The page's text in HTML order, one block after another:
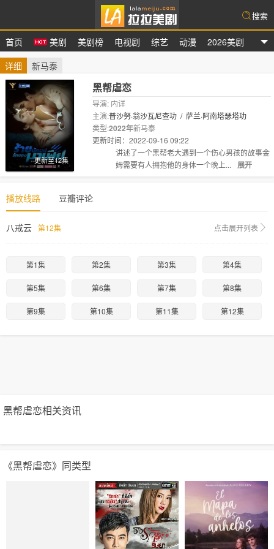
首页 美剧 美剧榜 电视剧 综艺 动漫 2026美剧
搜索
详细 新马泰
更新至12集
黑帮虐恋
导演: 内详
主演:普沙努·翁沙瓦尼查功 / 萨兰·阿南塔瑟塔功
类型:2022年新马泰
更新时间：2022-09-16 09:22
讲述了一个黑帮老大遇到一个伤心男孩的故事金
姆需要有人拥抱他的身体一个晚上...
展开
播放线路 豆瓣评论
八戒云 第12集 点击展开列表
第1集 第2集 第3集 第4集
第5集 第6集 第7集 第8集
第9集 第10集 第11集 第12集
黑帮虐恋相关资讯
《黑帮虐恋》同类型